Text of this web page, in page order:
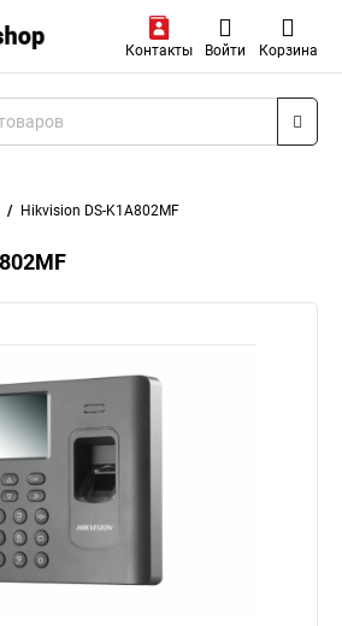
Контакты Войти Корзина
Hikvision DS-K1A802MF